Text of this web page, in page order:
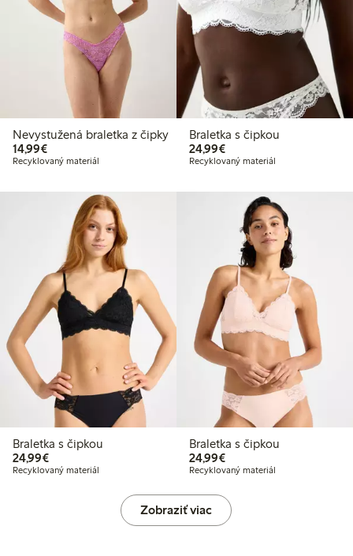
Nevystužená braletka z čipky
14,99€14,99 €
Recyklovaný materiál
Braletka s čipkou
24,99€24,99 €
Recyklovaný materiál
Braletka s čipkou
24,99€24,99 €
Recyklovaný materiál
Braletka s čipkou
24,99€24,99 €
Recyklovaný materiál
Zobraziť viac